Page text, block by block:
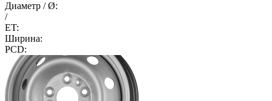
Диаметр / Ø:
/
ET:
Ширина:
PCD: